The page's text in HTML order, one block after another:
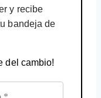
y recibe
bandeja de
del cambio!